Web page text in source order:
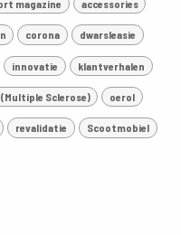
magazine accessories
corona dwarsleasie
innovatie klantverhalen
(Multiple Sclerose) oerol
revalidatie Scootmobiel